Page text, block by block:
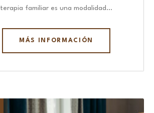
terapia familiar es una modalidad…
MÁS INFORMACIÓN